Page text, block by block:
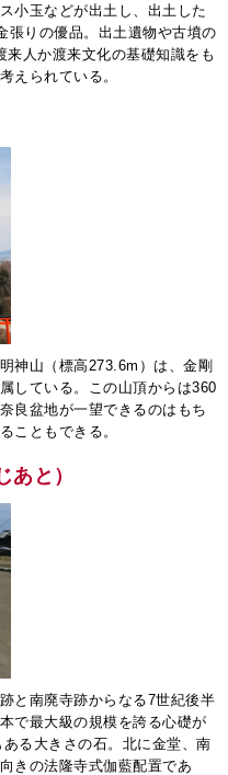
小玉などが出土し、出土した
張りの優品。出土遺物や古墳の
人か渡来文化の基礎知識をも
えられている。
神山（標高273.6m）は、金剛
している。この山頂からは360
良盆地が一望できるのはもち
こともできる。
あと）
と南廃寺跡からなる7世紀後半
で最大級の規模を誇る心礎が
る大きさの石。北に金堂、南
きの法隆寺式伽藍配置であ